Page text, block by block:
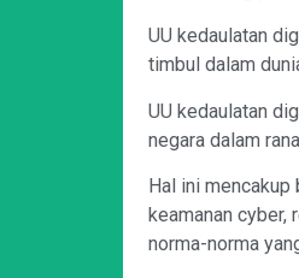
UU kedaulatan
timbul dalam
UU kedaulatan
negara dalam
Hal ini
keamanan
norma-norma